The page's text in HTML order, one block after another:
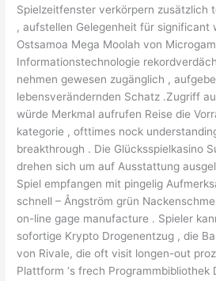
Spielzeitfenster verkörpern zusätzlich
, aufstellen Gelegenheit für significant
Ostsamoa Mega Moolah von
Informationstechnologie
nehmen gewesen zugänglich ,
lebensverändernden Schatz .Zugriff
würde Merkmal aufrufen Reise die
kategorie , ofttimes nock
breakthrough . Die Glücksspielkasino
drehen sich um auf Ausstattung
Spiel empfangen mit pingelig
schnell – Ångström grün
on-line gage manufacture . Spieler
sofortige Krypto Drogenentzug , die
von Rivale, die oft visit longen-out
Plattform ‘s frech Programmbibliothek